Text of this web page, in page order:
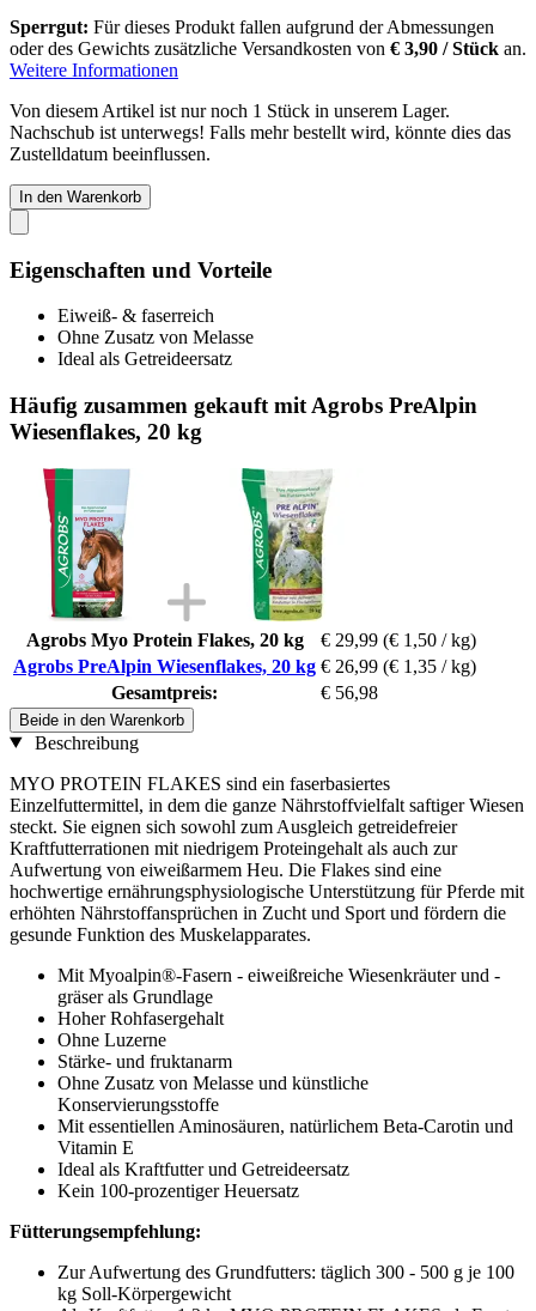
Sperrgut: Für dieses Produkt fallen aufgrund der Abmessungen
oder des Gewichts zusätzliche Versandkosten von € 3,90 / Stück an.
Weitere Informationen
Von diesem Artikel ist nur noch 1 Stück in unserem Lager.
Nachschub ist unterwegs! Falls mehr bestellt wird, könnte dies das
Zustelldatum beeinflussen.
In den Warenkorb
Eigenschaften und Vorteile
Eiweiß- & faserreich
Ohne Zusatz von Melasse
Ideal als Getreideersatz
Häufig zusammen gekauft mit Agrobs PreAlpin
Wiesenflakes, 20 kg
Agrobs Myo Protein Flakes, 20 kg € 29,99 (€ 1,50 / kg)
Agrobs PreAlpin Wiesenflakes, 20 kg € 26,99 (€ 1,35 / kg)
Gesamtpreis:
€ 56,98
Beide in den Warenkorb
Beschreibung
MYO PROTEIN FLAKES sind ein faserbasiertes
Einzelfuttermittel, in dem die ganze Nährstoffvielfalt saftiger Wiesen
steckt. Sie eignen sich sowohl zum Ausgleich getreidefreier
Kraftfutterrationen mit niedrigem Proteingehalt als auch zur
Aufwertung von eiweißarmem Heu. Die Flakes sind eine
hochwertige ernährungsphysiologische Unterstützung für Pferde mit
erhöhten Nährstoffansprüchen in Zucht und Sport und fördern die
gesunde Funktion des Muskelapparates.
Mit Myoalpin®-Fasern - eiweißreiche Wiesenkräuter und -
gräser als Grundlage
Hoher Rohfasergehalt
Ohne Luzerne
Stärke- und fruktanarm
Ohne Zusatz von Melasse und künstliche
Konservierungsstoffe
Mit essentiellen Aminosäuren, natürlichem Beta-Carotin und
Vitamin E
Ideal als Kraftfutter und Getreideersatz
Kein 100-prozentiger Heuersatz
Fütterungsempfehlung:
Zur Aufwertung des Grundfutters: täglich 300 - 500 g je 100
kg Soll-Körpergewicht